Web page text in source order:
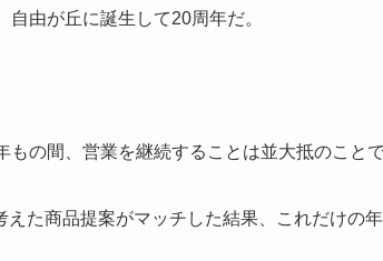
由が丘に誕生して20周年だ。
もの間、営業を継続することは並大抵のことで
えた商品提案がマッチした結果、これだけの